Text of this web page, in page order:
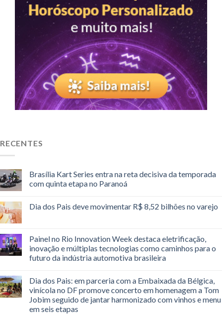
RECENTES
Brasília Kart Series entra na reta decisiva da temporada
com quinta etapa no Paranoá
Dia dos Pais deve movimentar R$ 8,52 bilhões no varejo
Painel no Rio Innovation Week destaca eletrificação,
inovação e múltiplas tecnologias como caminhos para o
futuro da indústria automotiva brasileira
Dia dos Pais: em parceria com a Embaixada da Bélgica,
vinícola no DF promove concerto em homenagem a Tom
Jobim seguido de jantar harmonizado com vinhos e menu
em seis etapas